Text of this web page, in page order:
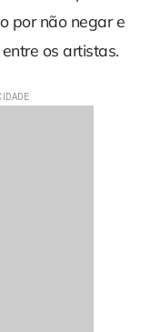
por não negar e
os artistas.